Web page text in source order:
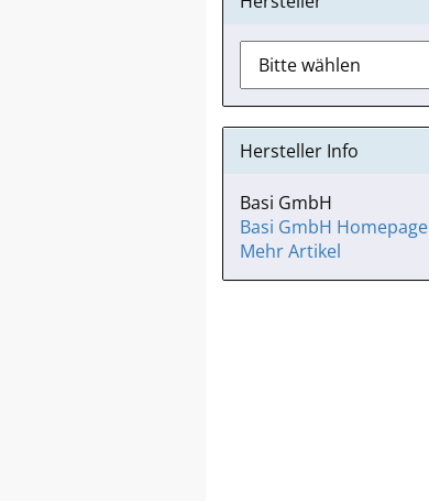
Hersteller Info
Basi GmbH
Basi GmbH Homepage
Mehr Artikel